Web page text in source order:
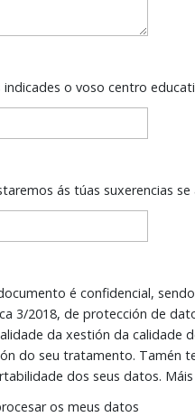
o voso centro
ás túas suxerencias se
é confidencial,
informámoslle que os seus datos de
da xestión da calidade
do seu tratamento. Tamén
dos seus datos.
os meus datos